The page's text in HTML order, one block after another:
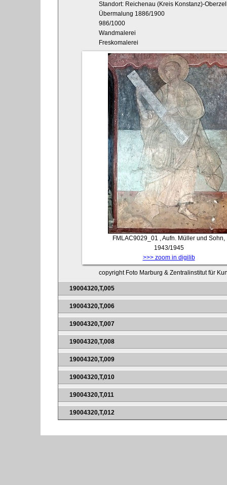
Standort: Reichenau (Kreis Konstanz)-
Übermalung 1886/1900
986/1000
Wandmalerei
Freskomalerei
FMLAC9029_01 , Aufn. Müller und Sohn,
1943/1945
>>> zoom in digilib
copyright Foto Marburg & Zentralinstitut für
19004320,T,005
19004320,T,006
19004320,T,007
19004320,T,008
19004320,T,009
19004320,T,010
19004320,T,011
19004320,T,012